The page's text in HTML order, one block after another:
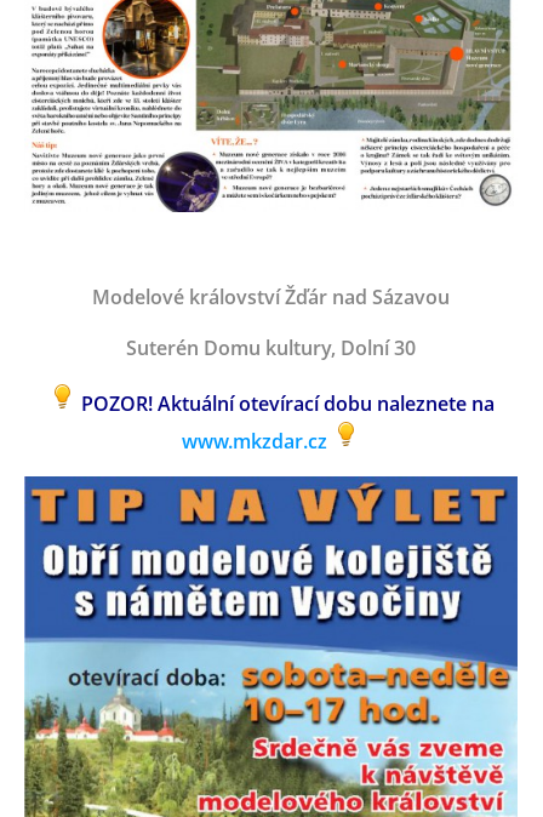
Modelové království Žďár nad Sázavou
Suterén Domu kultury, Dolní 30
POZOR! Aktuální otevírací dobu naleznete na
www.mkzdar.cz